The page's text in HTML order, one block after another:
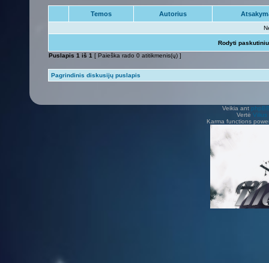
Temos Autorius
Rodyti
Puslapis 1 iš 1 [ Paieška rado 0 atitikmenis(ų) ]
Pagrindinis diskusijų puslapis
Veikia ant
Vertė Vilius
Karma functions